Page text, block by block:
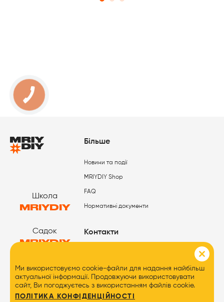
Школа
MRIYDIY
Садок
MRIYDIY
Табори
MRIYDIY
Контакти
Більше
Новини та події
MRIYDIY Shop
FAQ
Нормативні документи
Ми використовуємо cookie-файли для надання найбільш
актуальної інформації. Продовжуючи використовувати
сайт, Ви погоджуєтесь з використанням файлів cookie.
ПОЛІТИКА КОНФІДЕНЦІЙНОСТІ